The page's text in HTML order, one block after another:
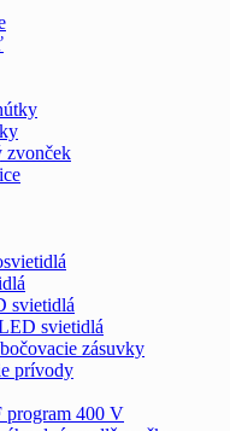
zvonček
svietidlá
svietidlá
zásuvky
prívody
program 400 V